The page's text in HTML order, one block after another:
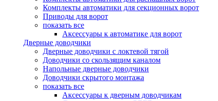
Комплекты автоматики для секционных ворот
Приводы для ворот
показать все
Аксессуары к автоматике для ворот
Дверные доводчики
Дверные доводчики с локтевой тягой
Доводчики со скользящим каналом
Напольные дверные доводчики
Доводчики скрытого монтажа
показать все
Аксессуары к дверным доводчикам